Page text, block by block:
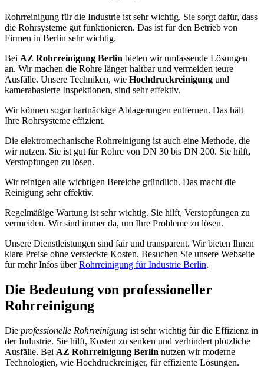
Rohrreinigung für die Industrie ist sehr wichtig. Sie sorgt dafür, dass
die Rohrsysteme gut funktionieren. Das ist für den Betrieb von
Firmen in Berlin sehr wichtig.
Bei AZ Rohrreinigung Berlin bieten wir umfassende Lösungen
an. Wir machen die Rohre länger haltbar und vermeiden teure
Ausfälle. Unsere Techniken, wie Hochdruckreinigung und
kamerabasierte Inspektionen, sind sehr effektiv.
Wir können sogar hartnäckige Ablagerungen entfernen. Das hält
Ihre Rohrsysteme effizient.
Die elektromechanische Rohrreinigung ist auch eine Methode, die
wir nutzen. Sie ist gut für Rohre von DN 30 bis DN 200. Sie hilft,
Verstopfungen zu lösen.
Wir reinigen alle wichtigen Bereiche gründlich. Das macht die
Reinigung sehr effektiv.
Regelmäßige Wartung ist sehr wichtig. Sie hilft, Verstopfungen zu
vermeiden. Wir sind immer da, um Ihre Probleme zu lösen.
Unsere Dienstleistungen sind fair und transparent. Wir bieten Ihnen
klare Preise ohne versteckte Kosten. Besuchen Sie unsere Webseite
für mehr Infos überRohrreinigung für Industrie Berlin.
Die Bedeutung von professioneller
Rohrreinigung
Die professionelle Rohrreinigung ist sehr wichtig für die Effizienz in
der Industrie. Sie hilft, Kosten zu senken und verhindert plötzliche
Ausfälle. Bei AZ Rohrreinigung Berlin nutzen wir moderne
Technologien, wie Hochdruckreiniger, für effiziente Lösungen.